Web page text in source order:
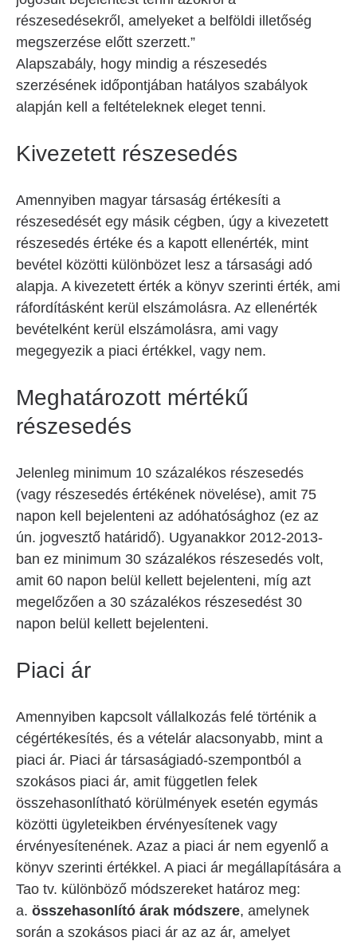
részesedésekről, amelyeket a belföldi illetőség
megszerzése előtt szerzett.”
Alapszabály, hogy mindig a részesedés
szerzésének időpontjában hatályos szabályok
alapján kell a feltételeknek eleget tenni.
Kivezetett részesedés
Amennyiben magyar társaság értékesíti a
részesedését egy másik cégben, úgy a kivezetett
részesedés értéke és a kapott ellenérték, mint
bevétel közötti különbözet lesz a társasági adó
alapja. A kivezetett érték a könyv szerinti érték, ami
ráfordításként kerül elszámolásra. Az ellenérték
bevételként kerül elszámolásra, ami vagy
megegyezik a piaci értékkel, vagy nem.
Meghatározott mértékű
részesedés
Jelenleg minimum 10 százalékos részesedés
(vagy részesedés értékének növelése), amit 75
napon kell bejelenteni az adóhatósághoz (ez az
ún. jogvesztő határidő). Ugyanakkor 2012-2013-
ban ez minimum 30 százalékos részesedés volt,
amit 60 napon belül kellett bejelenteni, míg azt
megelőzően a 30 százalékos részesedést 30
napon belül kellett bejelenteni.
Piaci ár
Amennyiben kapcsolt vállalkozás felé történik a
cégértékesítés, és a vételár alacsonyabb, mint a
piaci ár. Piaci ár társaságiadó-szempontból a
szokásos piaci ár, amit független felek
összehasonlítható körülmények esetén egymás
közötti ügyleteikben érvényesítenek vagy
érvényesítenének. Azaz a piaci ár nem egyenlő a
könyv szerinti értékkel. A piaci ár megállapítására a
Tao tv. különböző módszereket határoz meg:
a. összehasonlító árak módszere, amelynek
során a szokásos piaci ár az az ár, amelyet